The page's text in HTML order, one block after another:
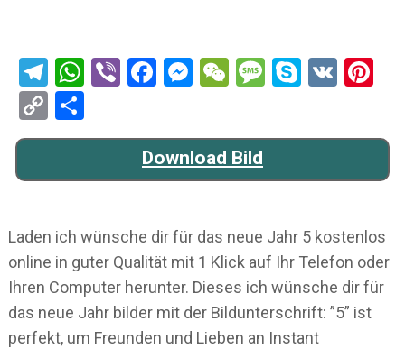
Telegram
WhatsApp
ViberFacebook
Messenger
WeChat
Message
Skype
VK
Copy
Link
Download Bild
Laden ich wünsche dir für das neue Jahr 5 kostenlos
online in guter Qualität mit 1 Klick auf Ihr Telefon oder
Ihren Computer herunter. Dieses ich wünsche dir für
das neue Jahr bilder mit der Bildunterschrift: ”5” ist
perfekt, um Freunden und Lieben an Instant